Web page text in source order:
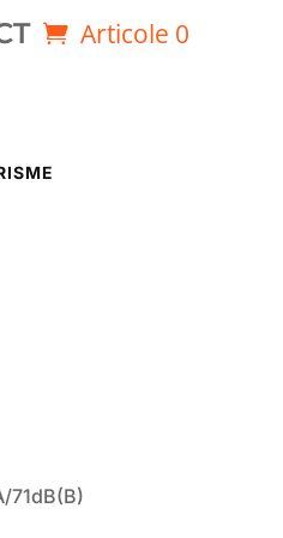
Articole 0
71dB(B)